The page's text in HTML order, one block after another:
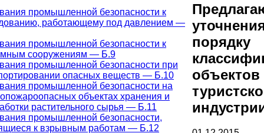
промышленной безопасности к
работающему под давлением —
промышленной безопасности к
сооружениям — Б.9
промышленной безопасности при
опасных веществ — Б.10
промышленной безопасности на
объектах хранения и
растительного сырья — Б.11
промышленной безопасности,
к взрывным работам — Б.12
порядку
объектов